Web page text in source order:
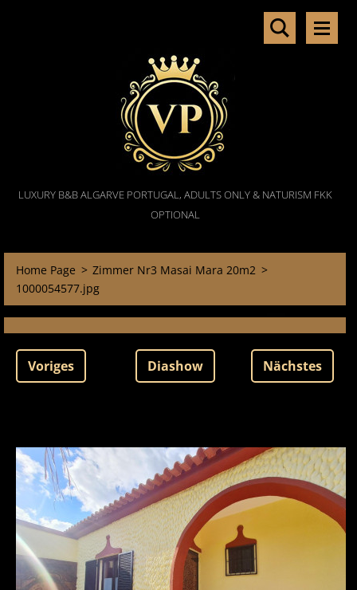
LUXURY B&B ALGARVE PORTUGAL, ADULTS ONLY & NATURISM FKK
OPTIONAL
Home Page > Zimmer Nr3 Masai Mara 20m2 >
1000054577.jpg
Voriges Diashow Nächstes